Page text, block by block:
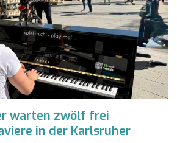
warten zwölf frei
in der Karlsruher